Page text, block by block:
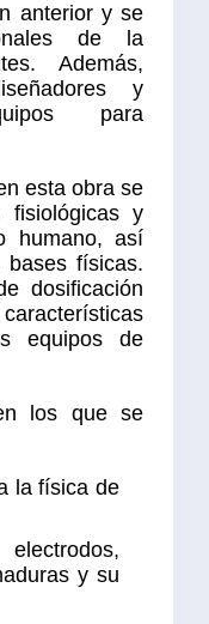
anterior y se
de la
Además,
y
para
esta obra se
fisiológicas y
humano, así
físicas.
dosificación
equipos de
los que se
la física de
y su